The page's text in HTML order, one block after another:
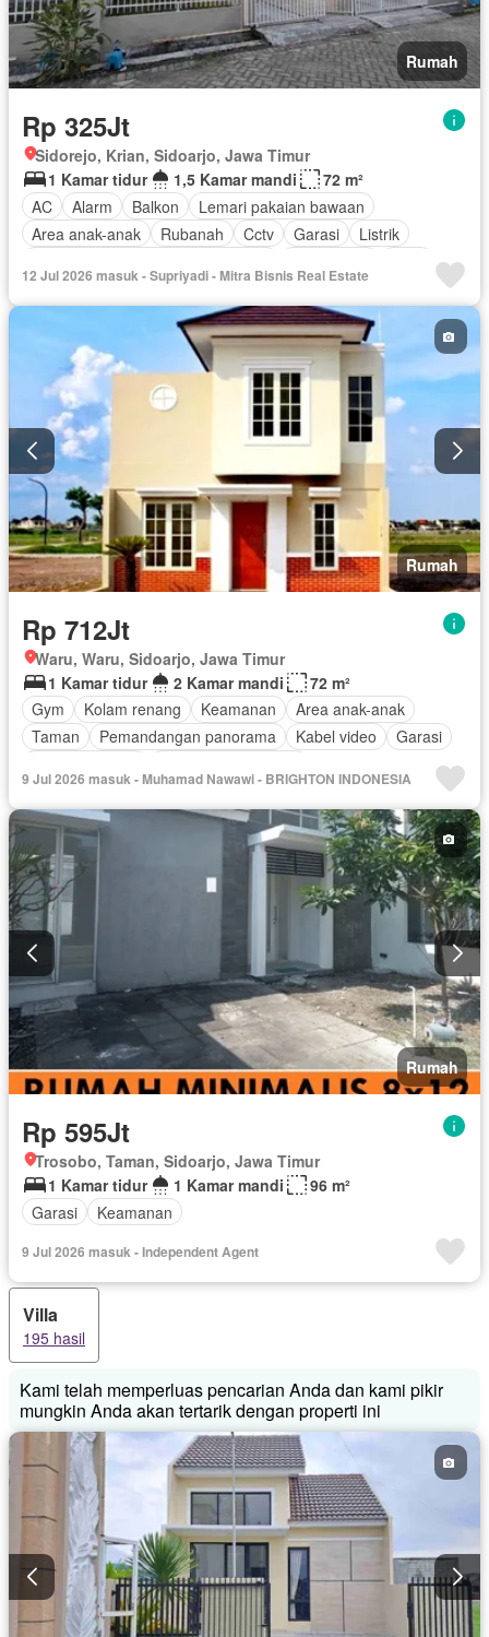
Rumah
Rp 325Jt
Sidorejo, Krian, Sidoarjo, Jawa Timur
1 Kamar tidur
1,5 Kamar mandi
72 m²
AC
Alarm Balkon
Lemari pakaian bawaan
Area anak-anak
Rubanah Cctv Garasi
Listrik
Taman
Fully fenced Perapian
Dapur lengkap
Rumah jaga Panggang
Interkom
Dapur terpadu Hot water Gas alam
Angkat
Pustaka
Jacuzzi
Pay TV access
Outdoor entertaining area
Ruang kantor
Pemandangan panorama
Keamanan
Secure parking
Taman atap
Telephone
Kolam renang
Ruang layanan
Keamanan 24 jam Televisi
Lapangan tenis
Teras Wifi Tangki air
Air
Kabel video
Halaman Tanpa perabotan
12 Jul 2026 masuk - Supriyadi - Mitra Bisnis Real Estate
Rumah
Rp 712Jt
Waru, Waru, Sidoarjo, Jawa Timur
1 Kamar tidur
2 Kamar mandi
72 m²
Gym
Kolam renang Keamanan
Area anak-anak
Taman
Pemandangan panorama Kabel video
Garasi
9 Jul 2026 masuk - Muhamad Nawawi - BRIGHTON INDONESIA
Rumah
Rp 595Jt
Trosobo, Taman, Sidoarjo, Jawa Timur
1 Kamar tidur
1 Kamar mandi
96 m²
Garasi
Keamanan
9 Jul 2026 masuk - Independent Agent
Villa
195 hasil
Kami telah memperluas pencarian Anda dan kami pikir
mungkin Anda akan tertarik dengan properti ini